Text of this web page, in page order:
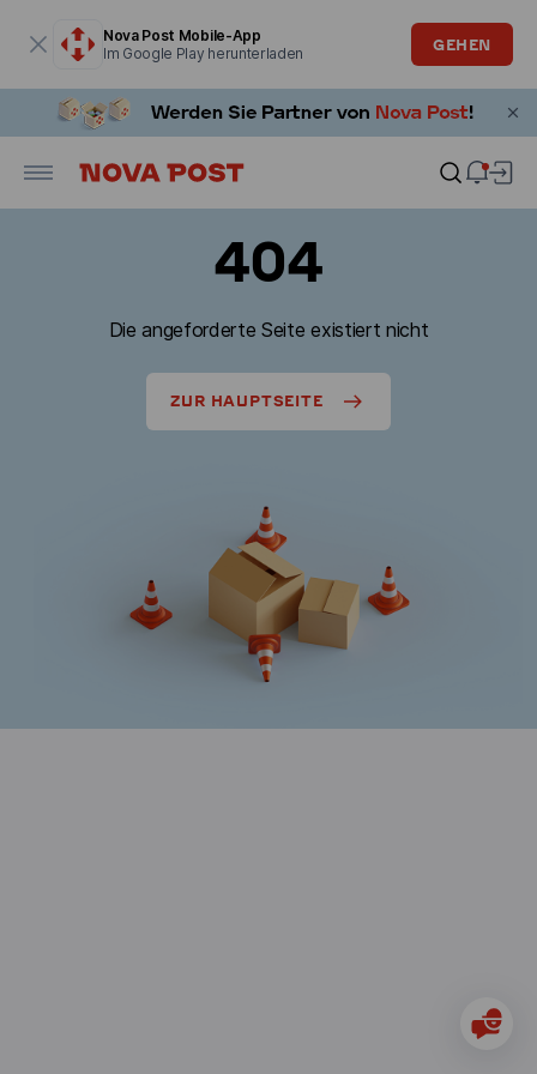
Nova Post Mobile-App
Im Google Play herunterladen
GEHEN
404
Die angeforderte Seite existiert nicht
ZUR HAUPTSEITE